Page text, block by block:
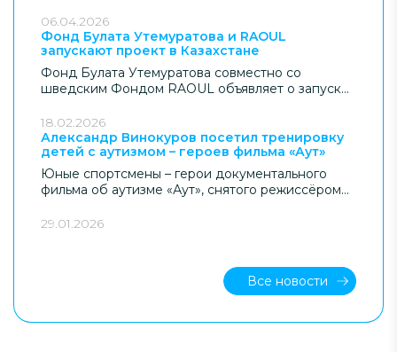
вышел за рамки искусства и оказался в зоне
общественного смысла. Здесь с аншлагом
прошёл инклюзивный спектакль-мюзикл «Муха-
Цокотуха» с участием детей и подростков с
расстройством аутистического спектра (РАС).
Показ в Астане проведен при спонсорской
приурочен ко Всемирному месяцу
информирования об аутизме, а также 20-летию
Фонда «ДОМ».
06.04.2026
Фонд Булата Утемуратова и RAOUL
запускают проект в Казахстане
Фонд Булата Утемуратова совместно со
шведским Фондом RAOUL объявляет о запуске
развитие системы сопровождаемого
трудоустройства (Supported Employment) для
молодых людей с расстройством
аутистического спектра (РАС) в Казахстане.
18.02.2026
Александр Винокуров посетил тренировку
детей с аутизмом – героев фильма «Аут»
Юные спортсмены – герои документального
фильма об аутизме «Аут», снятого режиссёром
Булата Утемуратова.
29.01.2026
Все новости